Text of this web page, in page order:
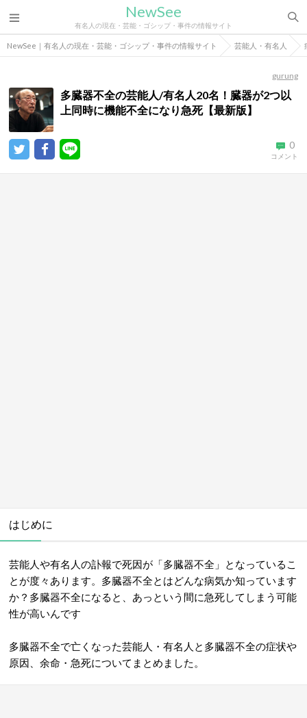
NewSee
有名人の現在・芸能・ゴシップ・事件の情報サイト
NewSee｜有名人の現在・芸能・ゴシップ・事件の情報サイト 芸能人・有名人
gurung
多臓器不全の芸能人/有名人20名！臓器が2つ以
上同時に機能不全になり急死【最新版】
0
コメント
はじめに
芸能人や有名人の訃報で死因が「多臓器不全」となっているこ
とが度々あります。多臓器不全とはどんな病気か知っています
か？多臓器不全になると、あっという間に急死してしまう可能
性が高いんです
多臓器不全で亡くなった芸能人・有名人と多臓器不全の症状や
原因、余命・急死についてまとめました。